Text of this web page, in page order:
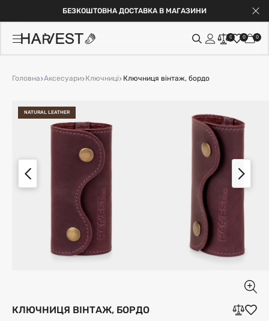
БЕЗКОШТОВНА ДОСТАВКА В МАГАЗИНИ
0 0 0
Головна Аксесуари Ключниці Ключниця вінтаж, бордо
NATURAL LEATHER
КЛЮЧНИЦЯ ВІНТАЖ, БОРДО